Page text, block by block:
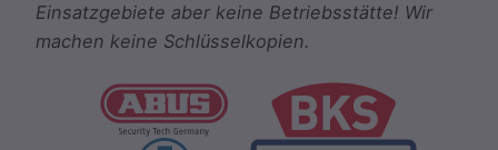
Einsatzgebiete aber keine Betriebsstätte! Wir
machen keine Schlüsselkopien.